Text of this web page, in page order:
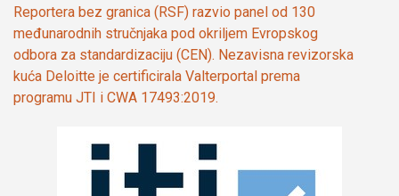
Reportera bez granica (RSF) razvio panel od 130
međunarodnih stručnjaka pod okriljem Evropskog
odbora za standardizaciju (CEN). Nezavisna revizorska
kuća Deloitte je certificirala Valterportal prema
programu JTI i CWA 17493:2019.